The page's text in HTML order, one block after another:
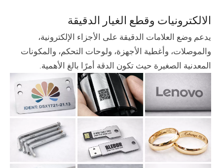
الالكترونيات وقطع الغيار الدقيقة
يدعم وضع العلامات الدقيقة على الأجزاء الإلكترونية،
والموصلات، وأغطية الأجهزة، ولوحات التحكم، والمكونات
المعدنية الصغيرة حيث تكون الدقة أمرًا بالغ الأهمية.